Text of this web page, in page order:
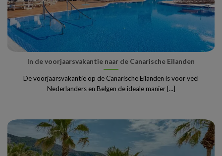
In de voorjaarsvakantie naar de Canarische Eilanden
De voorjaarsvakantie op de Canarische Eilanden is voor veel
Nederlanders en Belgen de ideale manier [...]